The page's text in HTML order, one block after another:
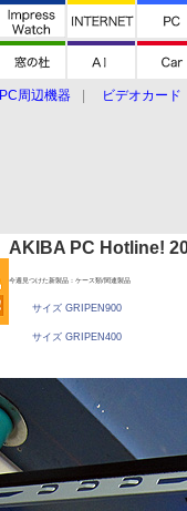
PC周辺機器
ビデオカード
AKIBA PC Hotline!
今週見つけた新製品：ケース類/関連製品
サイズ GRIPEN900
サイズ GRIPEN400